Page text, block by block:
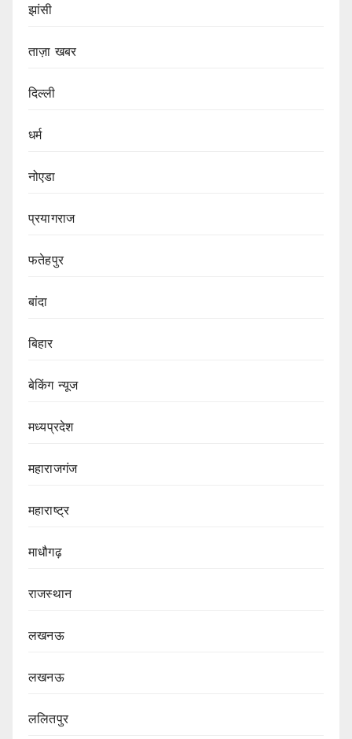
झांसी
ताज़ा खबर
दिल्ली
धर्म
नोएडा
प्रयागराज
फतेहपुर
बांदा
बिहार
बेकिंग न्यूज
मध्यप्रदेश
महाराजगंज
महाराष्ट्र
माधौगढ़
राजस्थान
लखनऊ
लखनऊ
ललितपुर